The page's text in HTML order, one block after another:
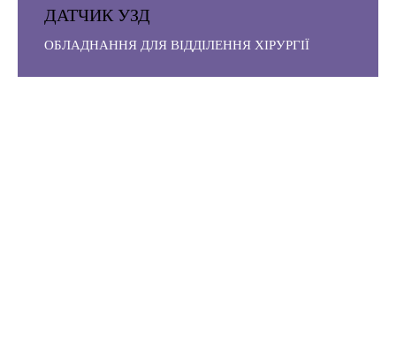
ДАТЧИК УЗД
ОБЛАДНАННЯ ДЛЯ ВІДДІЛЕННЯ ХІРУРГІЇ